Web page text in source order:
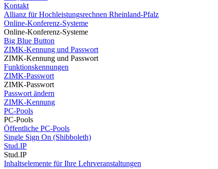
Kontakt
Allianz für Hochleistungsrechnen Rheinland-Pfalz
Online-Konferenz-Systeme
Online-Konferenz-Systeme
Big Blue Button
ZIMK-Kennung und Passwort
ZIMK-Kennung und Passwort
Funktionskennungen
ZIMK-Passwort
ZIMK-Passwort
Passwort ändern
ZIMK-Kennung
PC-Pools
PC-Pools
Öffentliche PC-Pools
Single Sign On (Shibboleth)
Stud.IP
Stud.IP
Inhaltselemente für Ihre Lehrveranstaltungen